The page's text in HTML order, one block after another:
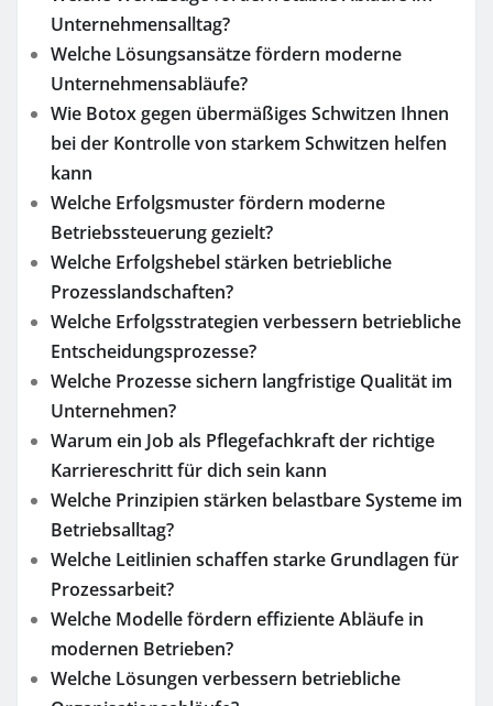
Unternehmensalltag?
Welche Lösungsansätze fördern moderne
Unternehmensabläufe?
Wie Botox gegen übermäßiges Schwitzen Ihnen
bei der Kontrolle von starkem Schwitzen helfen
kann
Welche Erfolgsmuster fördern moderne
Betriebssteuerung gezielt?
Welche Erfolgshebel stärken betriebliche
Prozesslandschaften?
Welche Erfolgsstrategien verbessern betriebliche
Entscheidungsprozesse?
Welche Prozesse sichern langfristige Qualität im
Unternehmen?
Warum ein Job als Pflegefachkraft der richtige
Karriereschritt für dich sein kann
Welche Prinzipien stärken belastbare Systeme im
Betriebsalltag?
Welche Leitlinien schaffen starke Grundlagen für
Prozessarbeit?
Welche Modelle fördern effiziente Abläufe in
modernen Betrieben?
Welche Lösungen verbessern betriebliche